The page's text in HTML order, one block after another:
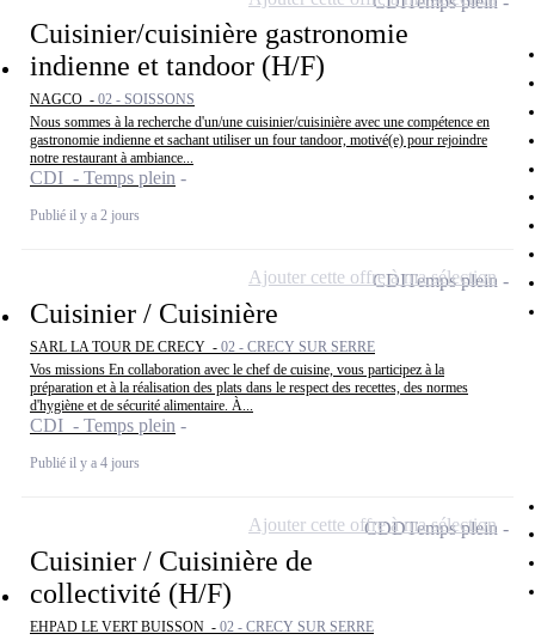
Cuisinier/cuisinière gastronomie
indienne et tandoor (H/F)
NAGCO - 02 - SOISSONS
Nous sommes à la recherche d'un/une cuisinier/cuisinière avec une compétence en
gastronomie indienne et sachant utiliser un four tandoor, motivé(e) pour rejoindre
notre restaurant à ambiance...
CDI - Temps plein
Publié il y a 2 jours
Cuisinier / Cuisinière
SARL LA TOUR DE CRECY - 02 - CRECY SUR SERRE
Vos missions En collaboration avec le chef de cuisine, vous participez à la
préparation et à la réalisation des plats dans le respect des recettes, des normes
d'hygiène et de sécurité alimentaire. À...
CDI - Temps plein
Publié il y a 4 jours
CDITemps plein
Ajouter cette offre à ma sélection
Cuisinier / Cuisinière de
collectivité (H/F)
EHPAD LE VERT BUISSON - 02 - CRECY SUR SERRE
CDDTemps plein
Ajouter cette offre à ma sélection